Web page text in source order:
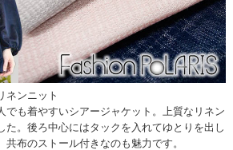
ネンニット
でも着やすいシアージャケット。上質なリネン
た。後ろ中心にはタックを入れてゆとりを出し
布のストール付きなのも魅力です。